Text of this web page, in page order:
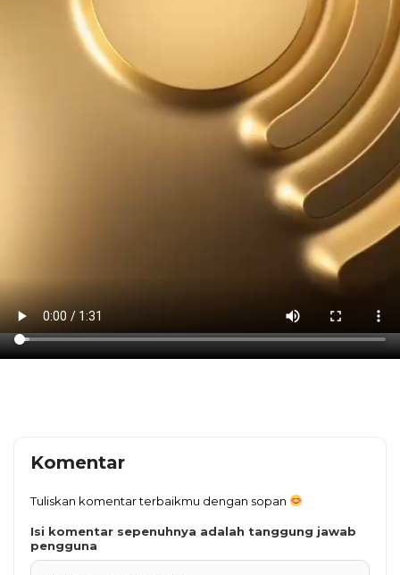
Komentar
Tuliskan komentar terbaikmu dengan sopan
Isi komentar sepenuhnya adalah tanggung jawab
pengguna